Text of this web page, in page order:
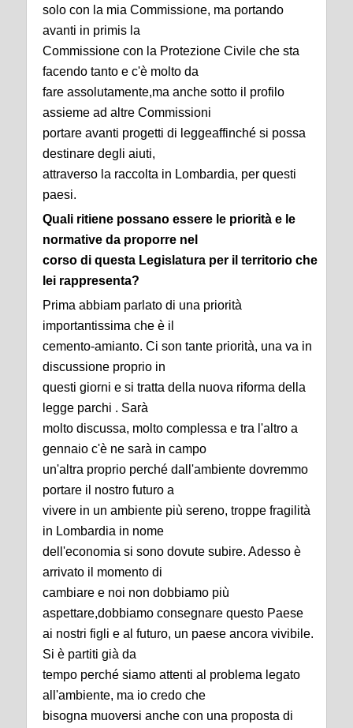
solo con la mia Commissione, ma portando
avanti in primis la
Commissione con la Protezione Civile che sta
facendo tanto e c'è molto da
fare assolutamente,ma anche sotto il profilo
assieme ad altre Commissioni
portare avanti progetti di leggeaffinché si possa
destinare degli aiuti,
attraverso la raccolta in Lombardia, per questi
paesi.
Quali ritiene possano essere le priorità e le
normative da proporre nel
corso di questa Legislatura per il territorio che
lei rappresenta?
Prima abbiam parlato di una priorità
importantissima che è il
cemento-amianto. Ci son tante priorità, una va in
discussione proprio in
questi giorni e si tratta della nuova riforma della
legge parchi . Sarà
molto discussa, molto complessa e tra l'altro a
gennaio c'è ne sarà in campo
un'altra proprio perché dall'ambiente dovremmo
portare il nostro futuro a
vivere in un ambiente più sereno, troppe fragilità
in Lombardia in nome
dell'economia si sono dovute subire. Adesso è
arrivato il momento di
cambiare e noi non dobbiamo più
aspettare,dobbiamo consegnare questo Paese
ai nostri figli e al futuro, un paese ancora vivibile.
Si è partiti già da
tempo perché siamo attenti al problema legato
all'ambiente, ma io credo che
bisogna muoversi anche con una proposta di